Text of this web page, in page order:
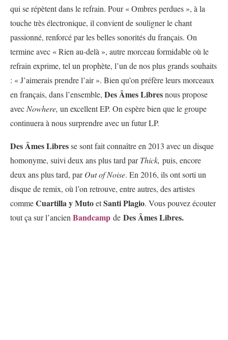
qui se répètent dans le refrain. Pour « Ombres perdues », à la
touche très électronique, il convient de souligner le chant
passionné, renforcé par les belles sonorités du français. On
termine avec « Rien au-delà », autre morceau formidable où le
refrain exprime, tel un prophète, l’un de nos plus grands souhaits
: « J’aimerais prendre l’air ». Bien qu’on préfère leurs morceaux
en français, dans l’ensemble, Des Âmes Libresnous propose
avec Nowhere, un excellent EP. On espère bien que le groupe
continuera à nous surprendre avec un futur LP.
Des Âmes Libresse sont fait connaître en 2013 avec un disque
homonyme, suivi deux ans plus tard parThick, puis, encore
deux ans plus tard, parOut of Noise. En 2016, ils ont sorti un
disque de remix, où l’on retrouve, entre autres, des artistes
commeCuartilla y MutoetSanti Plagio. Vous pouvez écouter
tout ça sur l’ancien Bandcamp de Des Âmes Libres.